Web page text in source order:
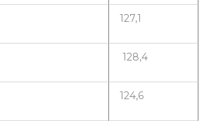
127,1
128,4
124,6